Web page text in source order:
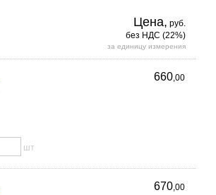
Цена, руб.
без НДС (22%)
за единицу измерения
660,00
шт
670,00